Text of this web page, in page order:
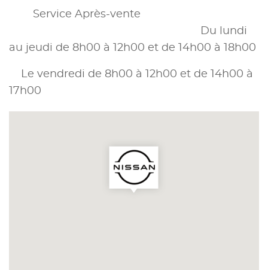
Service Après-vente
Du lundi
au jeudi de 8h00 à 12h00 et de 14h00 à 18h00
Le vendredi de 8h00 à 12h00 et de 14h00 à
17h00